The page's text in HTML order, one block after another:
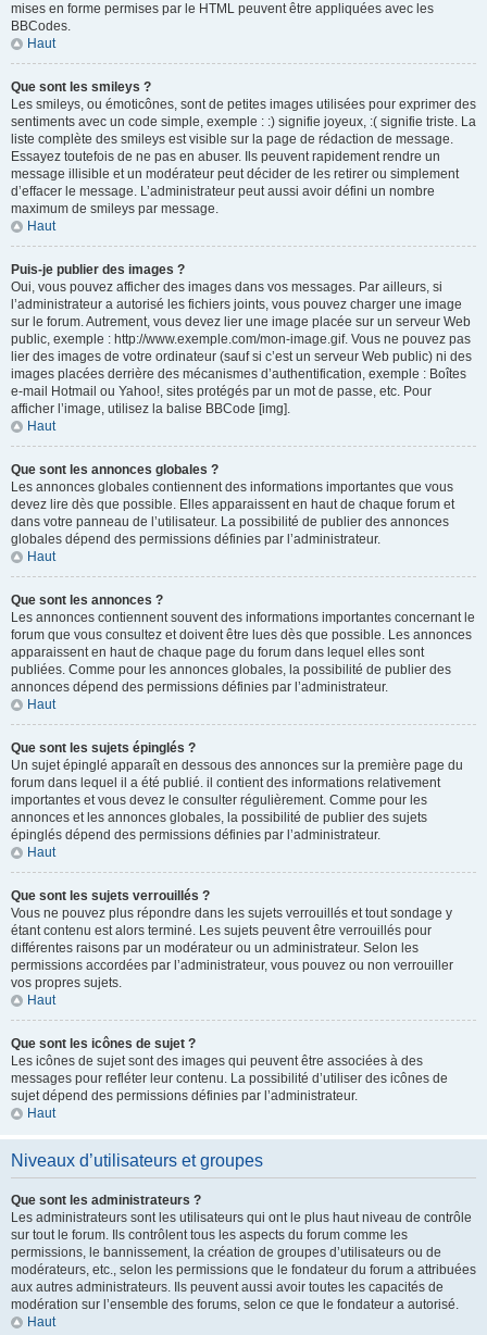
mises en forme permises par le HTML peuvent être appliquées avec les
BBCodes.
Haut
Que sont les smileys ?
Les smileys, ou émoticônes, sont de petites images utilisées pour exprimer des
sentiments avec un code simple, exemple : :) signifie joyeux, :( signifie triste. La
liste complète des smileys est visible sur la page de rédaction de message.
Essayez toutefois de ne pas en abuser. Ils peuvent rapidement rendre un
message illisible et un modérateur peut décider de les retirer ou simplement
d’effacer le message. L’administrateur peut aussi avoir défini un nombre
maximum de smileys par message.
Haut
Puis-je publier des images ?
Oui, vous pouvez afficher des images dans vos messages. Par ailleurs, si
l’administrateur a autorisé les fichiers joints, vous pouvez charger une image
sur le forum. Autrement, vous devez lier une image placée sur un serveur Web
public, exemple : http://www.exemple.com/mon-image.gif. Vous ne pouvez pas
lier des images de votre ordinateur (sauf si c’est un serveur Web public) ni des
images placées derrière des mécanismes d’authentification, exemple : Boîtes
e-mail Hotmail ou Yahoo!, sites protégés par un mot de passe, etc. Pour
afficher l’image, utilisez la balise BBCode [img].
Haut
Que sont les annonces globales ?
Les annonces globales contiennent des informations importantes que vous
devez lire dès que possible. Elles apparaissent en haut de chaque forum et
dans votre panneau de l’utilisateur. La possibilité de publier des annonces
globales dépend des permissions définies par l’administrateur.
Haut
Que sont les annonces ?
Les annonces contiennent souvent des informations importantes concernant le
forum que vous consultez et doivent être lues dès que possible. Les annonces
apparaissent en haut de chaque page du forum dans lequel elles sont
publiées. Comme pour les annonces globales, la possibilité de publier des
annonces dépend des permissions définies par l’administrateur.
Haut
Que sont les sujets épinglés ?
Un sujet épinglé apparaît en dessous des annonces sur la première page du
forum dans lequel il a été publié. il contient des informations relativement
importantes et vous devez le consulter régulièrement. Comme pour les
annonces et les annonces globales, la possibilité de publier des sujets
épinglés dépend des permissions définies par l’administrateur.
Haut
Que sont les sujets verrouillés ?
Vous ne pouvez plus répondre dans les sujets verrouillés et tout sondage y
étant contenu est alors terminé. Les sujets peuvent être verrouillés pour
différentes raisons par un modérateur ou un administrateur. Selon les
permissions accordées par l’administrateur, vous pouvez ou non verrouiller
vos propres sujets.
Haut
Que sont les icônes de sujet ?
Les icônes de sujet sont des images qui peuvent être associées à des
messages pour refléter leur contenu. La possibilité d’utiliser des icônes de
sujet dépend des permissions définies par l’administrateur.
Haut
Niveaux d’utilisateurs et groupes
Que sont les administrateurs ?
Les administrateurs sont les utilisateurs qui ont le plus haut niveau de contrôle
sur tout le forum. Ils contrôlent tous les aspects du forum comme les
permissions, le bannissement, la création de groupes d’utilisateurs ou de
modérateurs, etc., selon les permissions que le fondateur du forum a attribuées
aux autres administrateurs. Ils peuvent aussi avoir toutes les capacités de
modération sur l’ensemble des forums, selon ce que le fondateur a autorisé.
Haut